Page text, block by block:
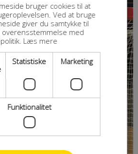
bruger cookies til at
Ved at bruge
giver du samtykke til
overensstemmelse med
Læs mere
Statistiske Marketing
Funktionalitet